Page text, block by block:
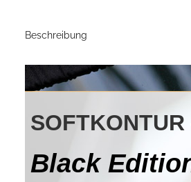
Beschreibung